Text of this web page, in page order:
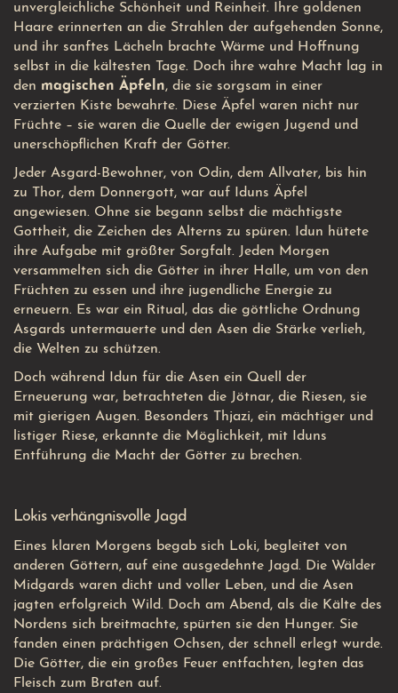
unvergleichliche Schönheit und Reinheit. Ihre goldenen
Haare erinnerten an die Strahlen der aufgehenden Sonne,
und ihr sanftes Lächeln brachte Wärme und Hoffnung
selbst in die kältesten Tage. Doch ihre wahre Macht lag in
den magischen Äpfeln, die sie sorgsam in einer
verzierten Kiste bewahrte. Diese Äpfel waren nicht nur
Früchte – sie waren die Quelle der ewigen Jugend und
unerschöpflichen Kraft der Götter.
Jeder Asgard-Bewohner, von Odin, dem Allvater, bis hin
zu Thor, dem Donnergott, war auf Iduns Äpfel
angewiesen. Ohne sie begann selbst die mächtigste
Gottheit, die Zeichen des Alterns zu spüren. Idun hütete
ihre Aufgabe mit größter Sorgfalt. Jeden Morgen
versammelten sich die Götter in ihrer Halle, um von den
Früchten zu essen und ihre jugendliche Energie zu
erneuern. Es war ein Ritual, das die göttliche Ordnung
Asgards untermauerte und den Asen die Stärke verlieh,
die Welten zu schützen.
Doch während Idun für die Asen ein Quell der
Erneuerung war, betrachteten die Jötnar, die Riesen, sie
mit gierigen Augen. Besonders Thjazi, ein mächtiger und
listiger Riese, erkannte die Möglichkeit, mit Iduns
Entführung die Macht der Götter zu brechen.
Lokis verhängnisvolle Jagd
Eines klaren Morgens begab sich Loki, begleitet von
anderen Göttern, auf eine ausgedehnte Jagd. Die Wälder
Midgards waren dicht und voller Leben, und die Asen
jagten erfolgreich Wild. Doch am Abend, als die Kälte des
Nordens sich breitmachte, spürten sie den Hunger. Sie
fanden einen prächtigen Ochsen, der schnell erlegt wurde.
Die Götter, die ein großes Feuer entfachten, legten das
Fleisch zum Braten auf.